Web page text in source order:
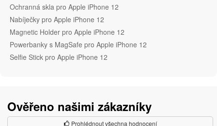
Ochranná skla pro Apple iPhone 12
Nabíječky pro Apple iPhone 12
Magnetic Holder pro Apple iPhone 12
Powerbanky s MagSafe pro Apple iPhone 12
Selfie Stick pro Apple iPhone 12
Ověřeno našimi zákazníky
Prohlédnout všechna hodnocení